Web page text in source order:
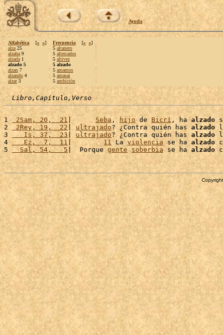
Ayuda
Alfabética [« »]
alza 25
alzaba 9
alzada 1
alzado 5
alzan 7
alzando 4
alzar3
Frecuencia [« »]
5 altanero
5 altercados
5 altivez
5 alzado
5 amamos
5 amasai
5 ambición
Libro,Capítulo,Verso
1 2Sam, 20,  21 | Seba , hijo de Bicrí , ha alzado
2 2Rey, 19,  22 | ultrajado? ¿Contra quién has alzado
3
   Is, 37,  23
| ultrajado? ¿Contra quién has alzado
4
   Ez,  7,  11
| 11 La violencia se ha alzado
5
  Sal, 54,   5
|  Porque gente soberbia se ha alzado